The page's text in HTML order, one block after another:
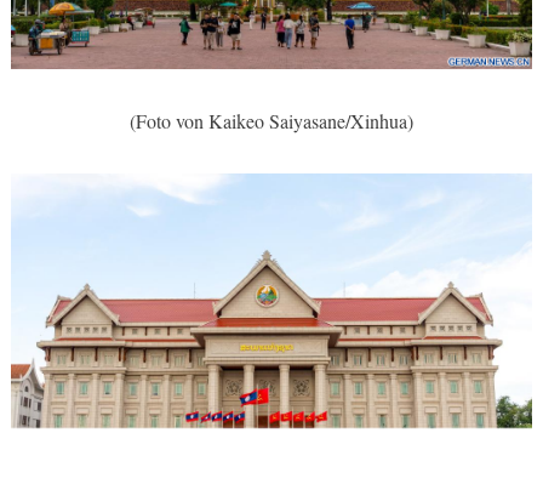
(Foto von Kaikeo Saiyasane/Xinhua)